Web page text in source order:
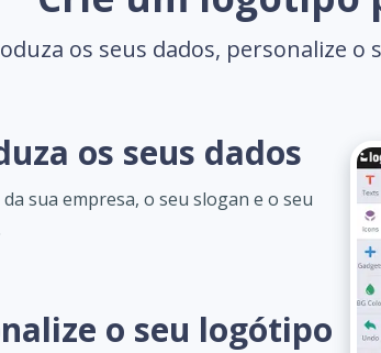
os seus dados, personalize o
os seus dados
sua empresa, o seu slogan e o seu
o seu logótipo